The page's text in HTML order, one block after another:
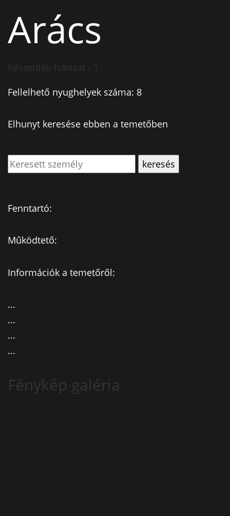
Arács
Készenléti fokozat - 1
Fellelhető nyughelyek száma: 8
Elhunyt keresése ebben a temetőben
Fenntartó:
Működtető:
Információk a temetőről:
...
...
...
...
Fénykép galéria